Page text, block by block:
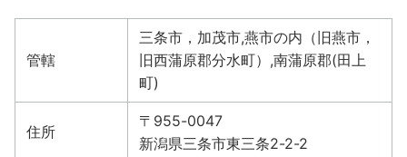
管轄
三条市，加茂市,燕市の内（旧燕市，
旧西蒲原郡分水町）,南蒲原郡(田上
町)
住所
〒955-0047
新潟県三条市東三条2-2-2